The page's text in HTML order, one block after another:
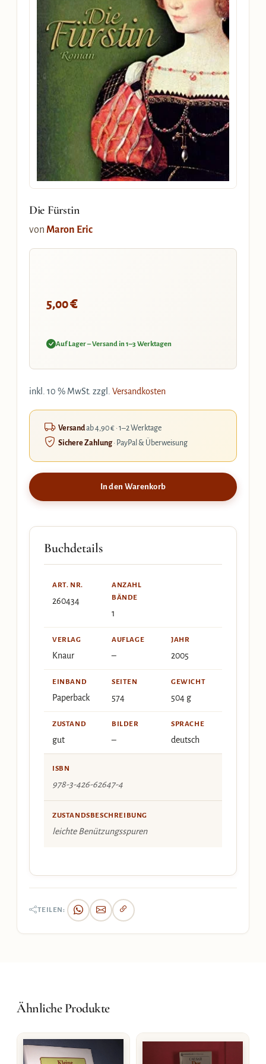
Die Fürstin
von Maron Eric
5,00€
Auf Lager – Versand in 1–3 Werktagen
inkl. 10 % MwSt. zzgl. Versandkosten
Versandab 4,90 € · 1–2 Werktage
Sichere Zahlung· PayPal & Überweisung
In den Warenkorb
Buchdetails
ART. NR.
260434
ANZAHL
BÄNDE
1
VERLAG
Knaur
AUFLAGE
–
JAHR
2005
EINBAND
Paperback
SEITEN
574
GEWICHT
504 g
ZUSTAND
gut
BILDER
–
SPRACHE
deutsch
ISBN
978-3-426-62647-4
ZUSTANDSBESCHREIBUNG
leichte Benützungsspuren
TEILEN:
Ähnliche Produkte